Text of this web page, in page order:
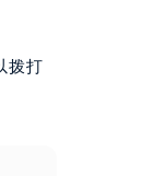
拨打